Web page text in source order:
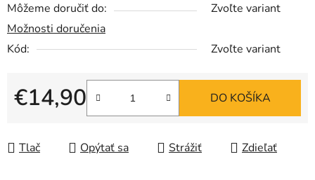
Môžeme doručiť do:
Zvoľte variant
Možnosti doručenia
Kód:
Zvoľte variant
€14,90
Jednotková cena:
DO KOŠÍKA
Tlač Opýtať sa Strážiť Zdieľať